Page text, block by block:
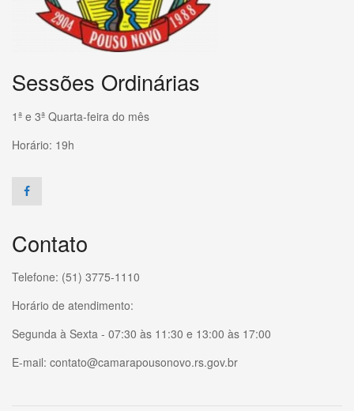
Sessões Ordinárias
1ª e 3ª Quarta-feira do mês
Horário: 19h
Contato
Telefone: (51) 3775-1110
Horário de atendimento:
Segunda à Sexta - 07:30 às 11:30 e 13:00 às 17:00
E-mail: contato@camarapousonovo.rs.gov.br